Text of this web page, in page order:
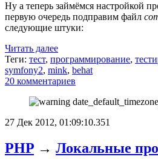
Ну а теперь займёмся настройкой
первую очередь подправим файл
следующие штуки:
Читать далее
Теги: тест, программирование,
symfony2, mink, behat
20 комментариев
27 Дек 2012, 01:09:10.351
PHP → Локальные